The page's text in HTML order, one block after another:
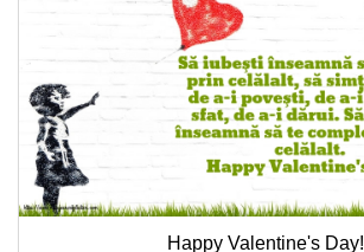
Happy Valentine's Day!